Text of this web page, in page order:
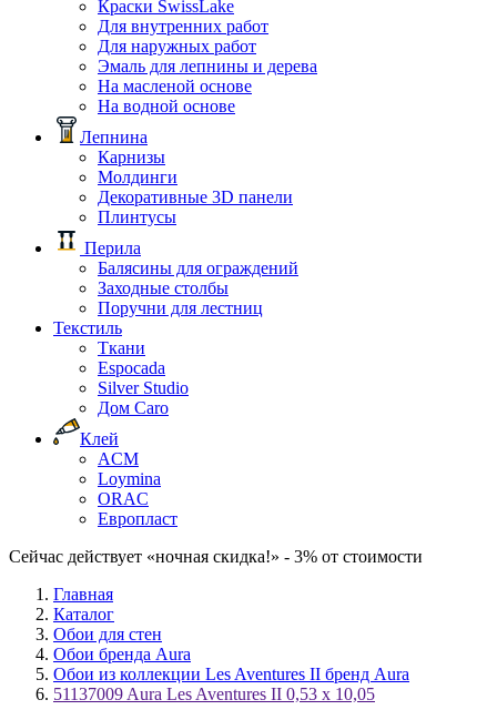
Краски SwissLake
Для внутренних работ
Для наружных работ
Эмаль для лепнины и дерева
На масленой основе
На водной основе
Лепнина
Карнизы
Молдинги
Декоративные 3D панели
Плинтусы
Перила
Балясины для ограждений
Заходные столбы
Поручни для лестниц
Текстиль
Ткани
Espocada
Silver Studio
Дом Caro
Клей
ACM
Loymina
ORAC
Европласт
Сейчас действует «ночная скидка!» - 3% от стоимости
Главная
Каталог
Обои для стен
Обои бренда Aura
Обои из коллекции Les Aventures II бренд Aura
51137009 Aura Les Aventures II 0,53 х 10,05